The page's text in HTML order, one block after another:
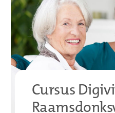
Cursus